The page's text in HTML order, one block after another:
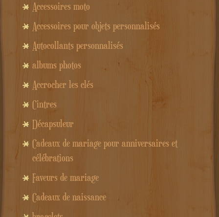
Accessoires moto
Accessoires pour objets personnalisés
Autocollants personnalisés
albums photos
Accrocher les clés
Cintres
Décapsuleur
Cadeaux de mariage pour anniversaires et
célébrations
Faveurs de mariage
Cadeaux de naissance